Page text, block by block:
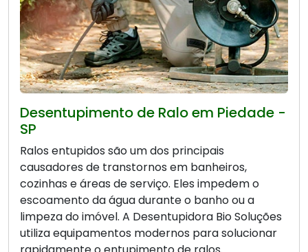
Desentupimento de Ralo em Piedade -
SP
Ralos entupidos são um dos principais
causadores de transtornos em banheiros,
cozinhas e áreas de serviço. Eles impedem o
escoamento da água durante o banho ou a
limpeza do imóvel. A Desentupidora Bio Soluções
utiliza equipamentos modernos para solucionar